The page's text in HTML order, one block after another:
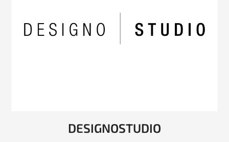
DESIGNOSTUDIO